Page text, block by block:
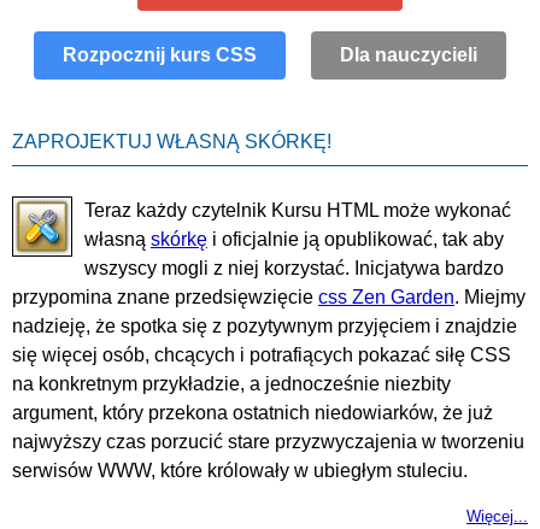
Rozpocznij kurs CSS Dla nauczycieli
ZAPROJEKTUJ WŁASNĄ SKÓRKĘ!
Teraz każdy czytelnik Kursu HTML może wykonać
własną skórkę i oficjalnie ją opublikować, tak aby
wszyscy mogli z niej korzystać. Inicjatywa bardzo
przypomina znane przedsięwzięcie css Zen Garden. Miejmy
nadzieję, że spotka się z pozytywnym przyjęciem i znajdzie
się więcej osób, chcących i potrafiących pokazać siłę CSS
na konkretnym przykładzie, a jednocześnie niezbity
argument, który przekona ostatnich niedowiarków, że już
najwyższy czas porzucić stare przyzwyczajenia w tworzeniu
serwisów WWW, które królowały w ubiegłym stuleciu.
Więcej...